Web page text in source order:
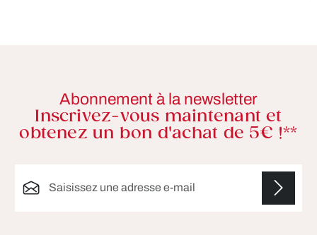
Abonnement à la newsletter
Inscrivez-vous maintenant et
obtenez un bon d'achat de 5€ !**